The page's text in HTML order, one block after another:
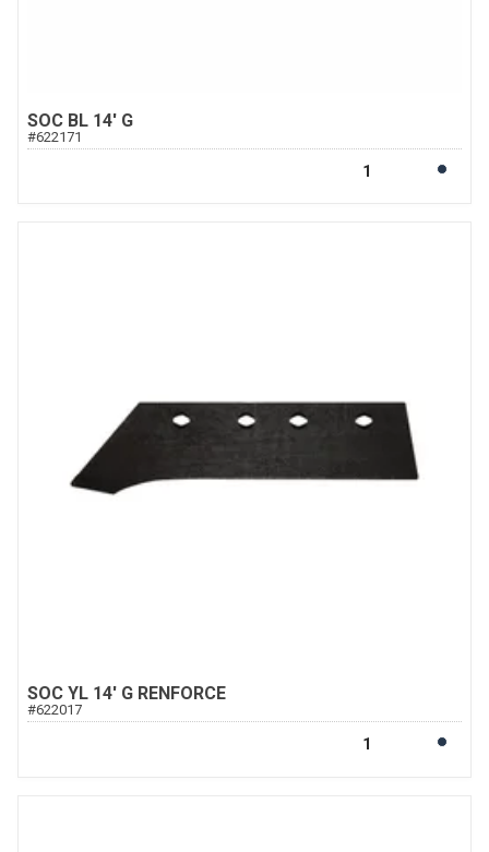
SOC BL 14' G
#622171
SOC YL 14' G RENFORCE
#622017